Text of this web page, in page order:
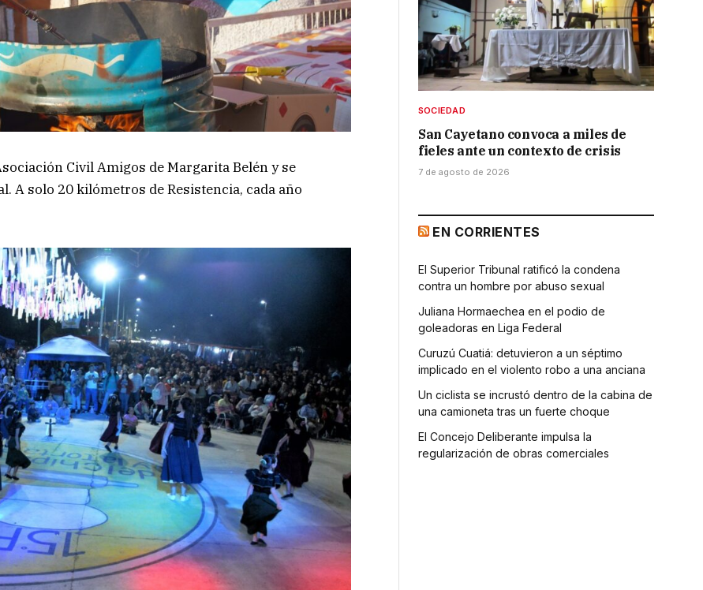
Civil Amigos de Margarita Belén y se
A solo 20 kilómetros de Resistencia, cada año
SOCIEDAD
San Cayetano convoca a miles de
fieles ante un contexto de crisis
7 de agosto de 2026
EN CORRIENTES
El Superior Tribunal ratificó la condena
contra un hombre por abuso sexual
Juliana Hormaechea en el podio de
goleadoras en Liga Federal
Curuzú Cuatiá: detuvieron a un séptimo
implicado en el violento robo a una anciana
Un ciclista se incrustó dentro de la cabina de
una camioneta tras un fuerte choque
El Concejo Deliberante impulsa la
regularización de obras comerciales